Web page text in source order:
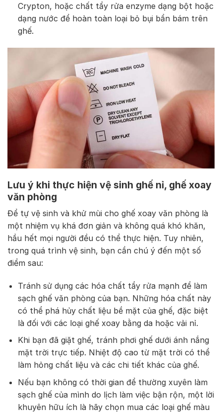
Crypton, hoặc chất tẩy rửa enzyme dạng bột hoặc
dạng nước để hoàn toàn loại bỏ bụi bẩn bám trên
ghế.
Lưu ý khi thực hiện vệ sinh ghế nỉ, ghế xoay
văn phòng
Để tự vệ sinh và khử mùi cho ghế xoay văn phòng là
một nhiệm vụ khá đơn giản và không quá khó khăn,
hầu hết mọi người đều có thể thực hiện. Tuy nhiên,
trong quá trình vệ sinh, bạn cần chú ý đến một số
điểm sau:
Tránh sử dụng các hóa chất tẩy rửa mạnh để làm
sạch ghế văn phòng của bạn. Những hóa chất này
có thể phá hủy chất liệu bề mặt của ghế, đặc biệt
là đối với các loại ghế xoay bằng da hoặc vải nỉ.
Khi bạn đã giặt ghế, tránh phơi ghế dưới ánh nắng
mặt trời trực tiếp. Nhiệt độ cao từ mặt trời có thể
làm hỏng chất liệu và các chi tiết khác của ghế.
Nếu bạn không có thời gian để thường xuyên làm
sạch ghế của mình do lịch làm việc bận rộn, một lời
khuyên hữu ích là hãy chọn mua các loại ghế màu